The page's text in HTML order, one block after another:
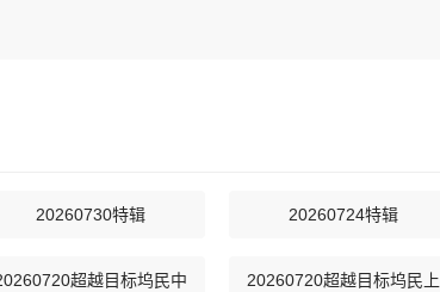
20260730特辑 20260724特辑
超越目标坞民中 20260720超越目标坞民上